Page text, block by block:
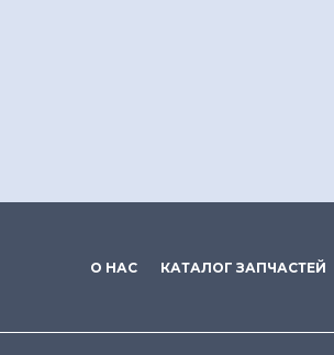
О НАС КАТАЛОГ ЗАПЧАСТЕЙ